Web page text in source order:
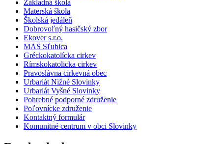
Základná škola
Materská škola
Školská jedáleň
Dobrovoľný hasičský zbor
Ekover s.r.o.
MAS Sľubica
Gréckokatolícka cirkev
Rímskokatolicka cirkev
Pravoslávna cirkevná obec
Urbariát Nižné Slovinky
Urbariát Vyšné Slovinky
Pohrebné podporné združenie
Poľovnícke združenie
Kontaktný formulár
Komunitné centrum v obci Slovinky